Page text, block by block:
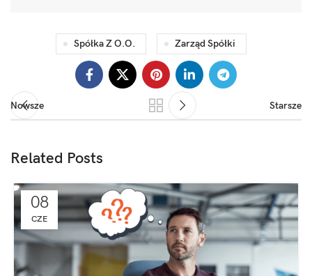
Spółka Z O.o. Zarząd Spółki
Nowsze Starsze
Related Posts
08
CZE